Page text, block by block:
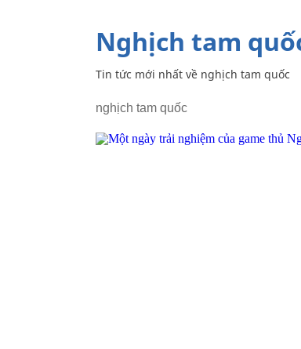
nghịch tam
Tin tức mới nhất về nghịch tam quốc
nghịch tam quốc